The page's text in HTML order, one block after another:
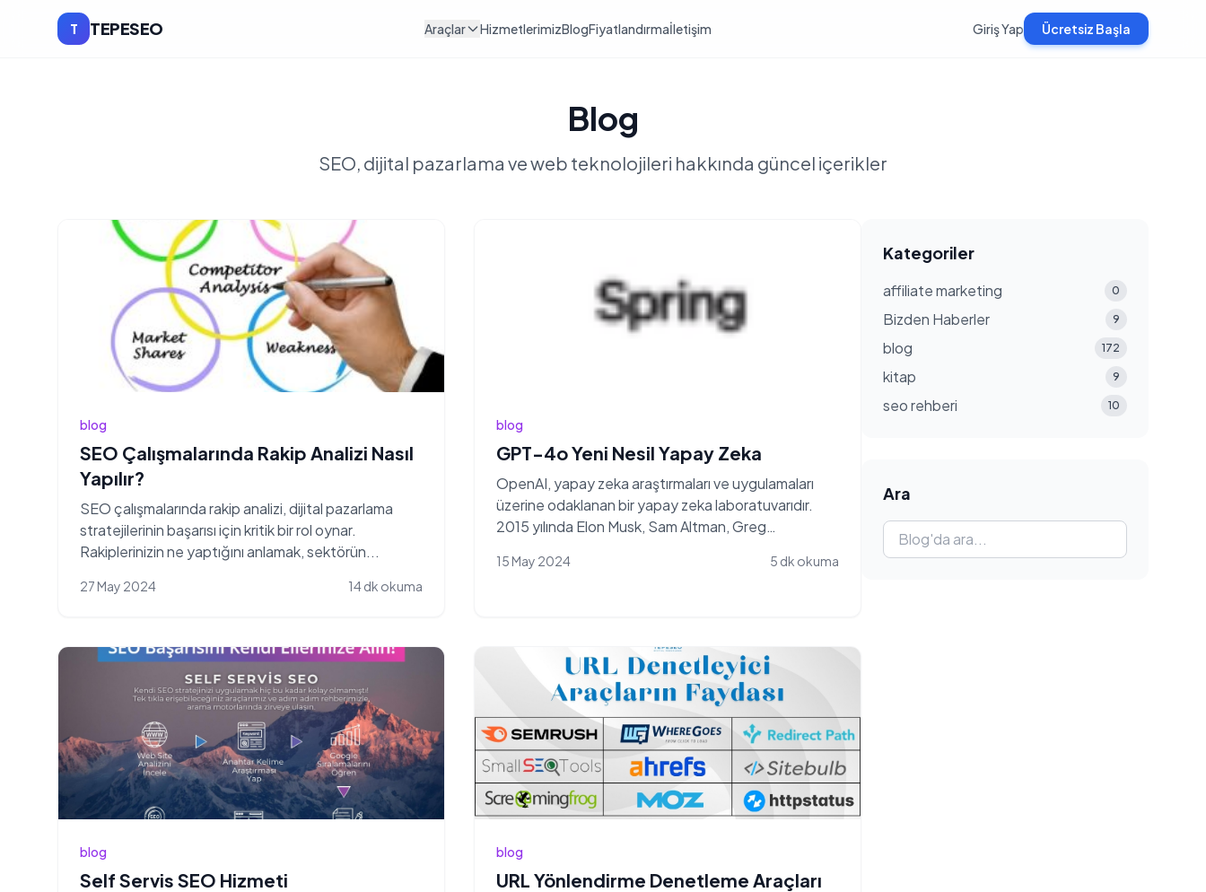
T TEPESEO Araçlar HizmetlerimizBlogFiyatlandırmaİletişim Giriş Yap Ücretsiz Başla
Blog
SEO, dijital pazarlama ve web teknolojileri hakkında güncel içerikler
blog
SEO Çalışmalarında Rakip Analizi Nasıl
Yapılır?
SEO çalışmalarında rakip analizi, dijital pazarlama
stratejilerinin başarısı için kritik bir rol oynar.
Rakiplerinizin ne yaptığını anlamak, sektörün...
27 May 2024 14 dk okuma
blog
GPT-4o Yeni Nesil Yapay Zeka
OpenAI, yapay zeka araştırmaları ve uygulamaları
üzerine odaklanan bir yapay zeka laboratuvarıdır.
2015 yılında Elon Musk, Sam Altman, Greg
15 May 2024 5 dk okuma
blog
Self Servis SEO Hizmeti
blog
URL Yönlendirme Denetleme Araçları
Kategoriler
affiliate marketing 0
Bizden Haberler 9
blog 172
kitap 9
seo rehberi 10
Ara